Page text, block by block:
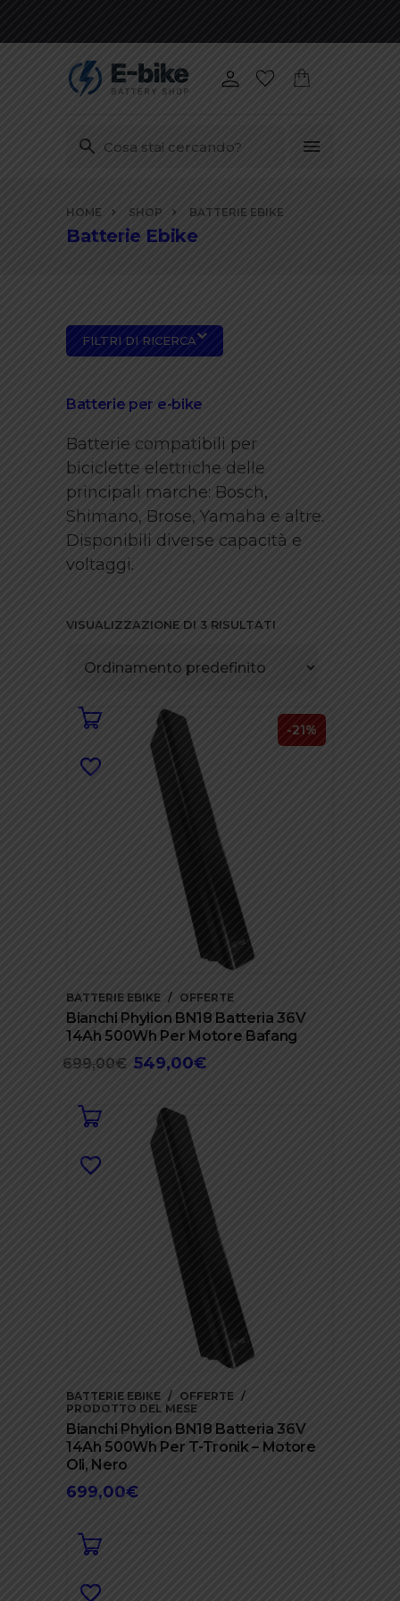
contenuti
HOME SHOP BATTERIE EBIKE
Batterie Ebike
FILTRI DI RICERCA
Batterie per e-bike
Batterie compatibili per
biciclette elettriche delle
principali marche: Bosch,
Shimano, Brose, Yamaha e altre.
Disponibili diverse capacità e
voltaggi.
VISUALIZZAZIONE DI 3 RISULTATI
-21%
BATTERIE EBIKE OFFERTE
Bianchi Phylion BN18 Batteria 36V
14Ah 500Wh Per Motore Bafang
699,00€ Il
originale
era:
699,00€.
549,00€
BATTERIE EBIKE
OFFERTE
PRODOTTO DEL MESE
Bianchi Phylion BN18 Batteria 36V
14Ah 500Wh Per T-Tronik – Motore
Oli, Nero
699,00€